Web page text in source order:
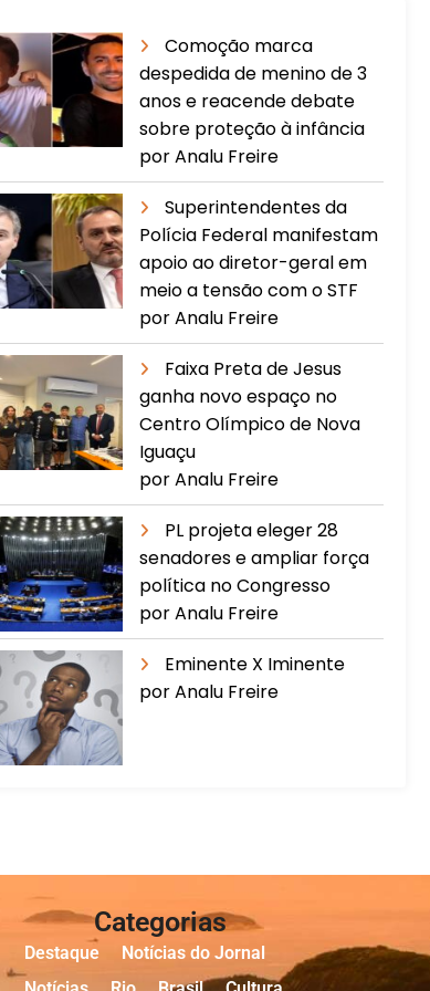
Comoção marca
despedida de menino de 3
anos e reacende debate
sobre proteção à infância
por Analu Freire
Superintendentes da
Polícia Federal manifestam
apoio ao diretor-geral em
meio a tensão com o STF
por Analu Freire
Faixa Preta de Jesus
ganha novo espaço no
Centro Olímpico de Nova
Iguaçu
por Analu Freire
PL projeta eleger 28
senadores e ampliar força
política no Congresso
por Analu Freire
Eminente X Iminente
por Analu Freire
Categorias
Destaque
Notícias do Jornal